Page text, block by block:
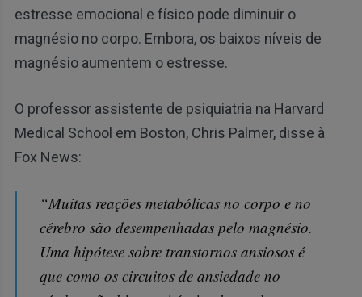
estresse emocional e físico pode diminuir o
magnésio no corpo. Embora, os baixos níveis de
magnésio aumentem o estresse.
O professor assistente de psiquiatria na Harvard
Medical School em Boston, Chris Palmer, disse à
Fox News:
“Muitas reações metabólicas no corpo e no
cérebro são desempenhadas pelo magnésio.
Uma hipótese sobre transtornos ansiosos é
que como os circuitos de ansiedade no